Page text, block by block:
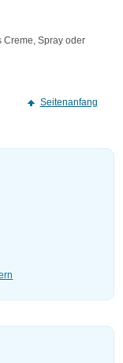
Creme, Spray oder
Seitenanfang